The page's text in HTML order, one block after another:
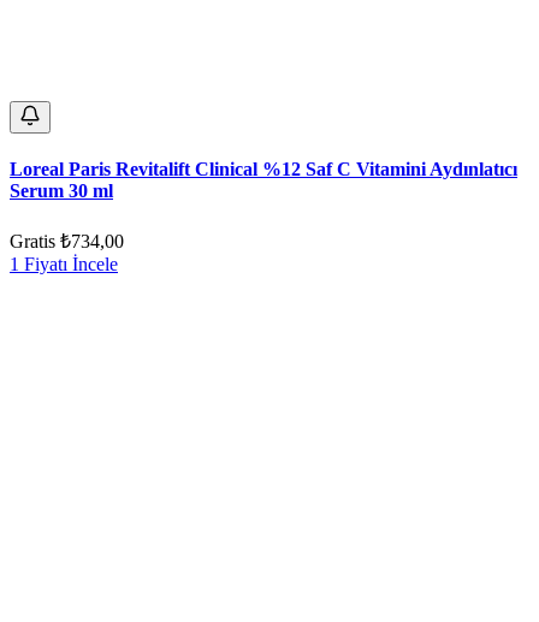
Loreal Paris Revitalift Clinical %12 Saf C Vitamini Aydınlatıcı
Serum 30 ml
Gratis ₺734,00
1 Fiyatı İncele